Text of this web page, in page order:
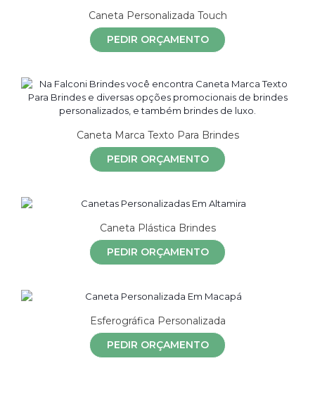
Caneta Personalizada Touch
PEDIR ORÇAMENTO
Caneta Marca Texto Para Brindes
PEDIR ORÇAMENTO
Caneta Plástica Brindes
PEDIR ORÇAMENTO
Esferográfica Personalizada
PEDIR ORÇAMENTO